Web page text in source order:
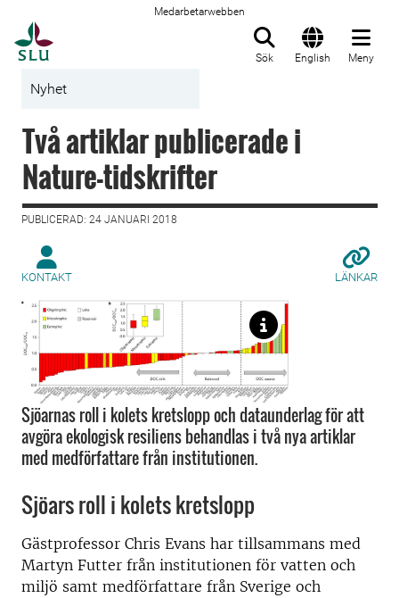
Medarbetarwebben
Sök English Meny
Nyhet
Två artiklar publicerade i
Nature-tidskrifter
PUBLICERAD: 24 JANUARI 2018
KONTAKT LÄNKAR
Sjöarnas roll i kolets kretslopp och dataunderlag för att
avgöra ekologisk resiliens behandlas i två nya artiklar
med medförfattare från institutionen.
Sjöars roll i kolets kretslopp
Gästprofessor Chris Evans har tillsammans med
Martyn Futter från institutionen för vatten och
miljö samt medförfattare från Sverige och